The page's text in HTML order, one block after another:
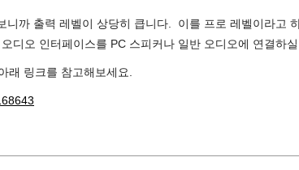
니까 출력 레벨이 상당히 큽니다.  이를 프로 레벨이라고
디오 인터페이스를 PC 스피커나 일반 오디오에 연결하
래 링크를 참고해보세요.